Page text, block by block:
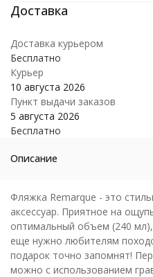
Доставка курьером
Бесплатно
Курьер
10 августа 2026
Пункт выдачи заказов
5 августа 2026
Бесплатно
Описание
Фляжка Remarque - это
аксессуар. Приятное на
оптимальный объем (240
еще нужно любителям
подарок точно запомнят!
можно с использованием